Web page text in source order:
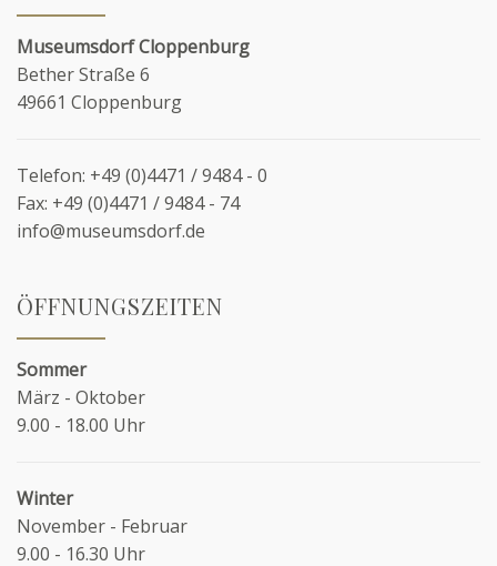
Museumsdorf Cloppenburg
Bether Straße 6
49661 Cloppenburg
Telefon: +49 (0)4471 / 9484 - 0
Fax: +49 (0)4471 / 9484 - 74
info@museumsdorf.de
ÖFFNUNGSZEITEN
Sommer
März - Oktober
9.00 - 18.00 Uhr
Winter
November - Februar
9.00 - 16.30 Uhr